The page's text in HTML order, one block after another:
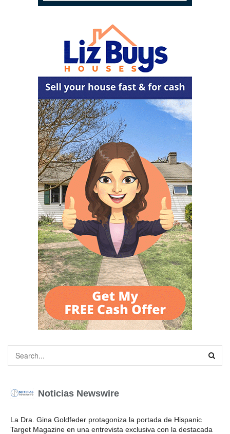
Noticias Newswire
La Dra. Gina Goldfeder protagoniza la portada de Hispanic
Target Magazine en una entrevista exclusiva con la destacada